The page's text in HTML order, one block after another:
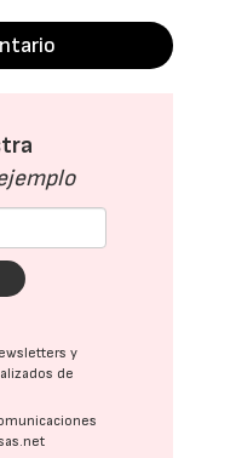
y
de